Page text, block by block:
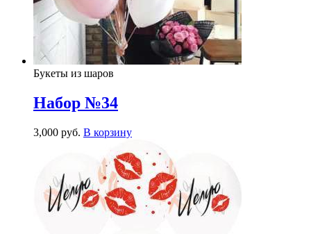
Букеты из шаров
Набор №34
3,000 руб. В корзину